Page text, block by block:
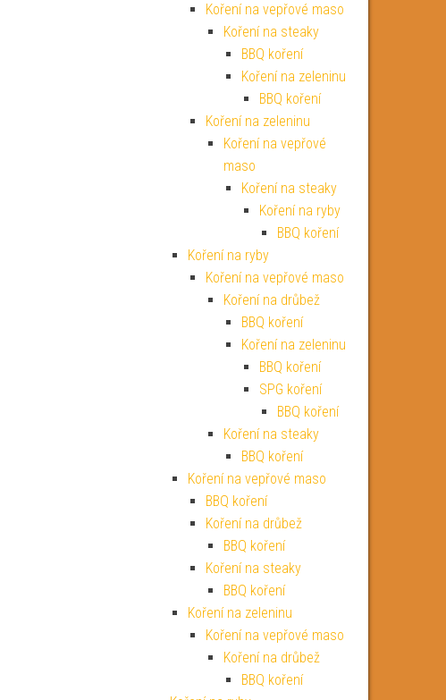
Koření na vepřové maso
Koření na steaky
BBQ koření
Koření na zeleninu
BBQ koření
Koření na zeleninu
Koření na vepřové
maso
Koření na steaky
Koření na ryby
BBQ koření
Koření na ryby
Koření na vepřové maso
Koření na drůbež
BBQ koření
Koření na zeleninu
BBQ koření
SPG koření
BBQ koření
Koření na steaky
BBQ koření
Koření na vepřové maso
BBQ koření
Koření na drůbež
BBQ koření
Koření na steaky
BBQ koření
Koření na zeleninu
Koření na vepřové maso
Koření na drůbež
BBQ koření